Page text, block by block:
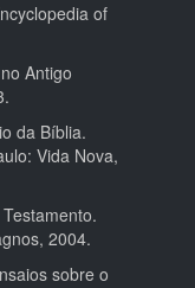
of
Antigo
da Bíblia.
Vida Nova,
2004.
sobre o